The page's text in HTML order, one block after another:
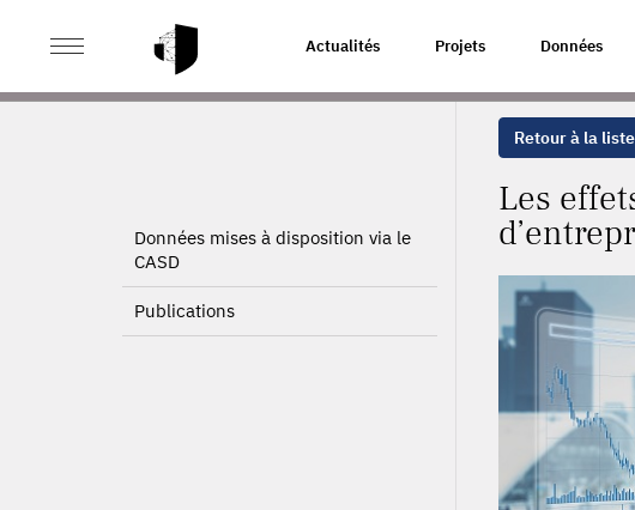
Actualités Projets Données
ACCUEIL LES EFFETS SUR L’EMPLOI DES
Données mises à disposition via le
CASD
Publications
Retour à la
Les